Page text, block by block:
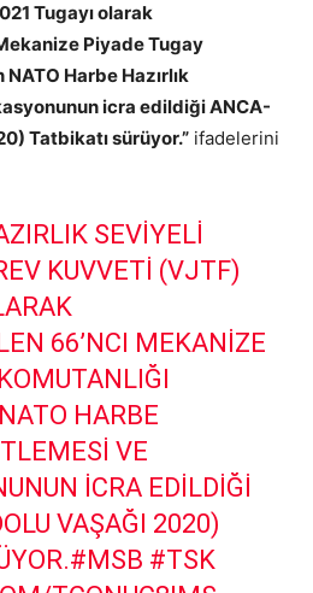
Tugayı olarak
Piyade Tugay
Harbe Hazırlık
icra edildiği ANCA-
Tatbikatı sürüyor.” ifadelerini
SEVIYELI
KUVVETI (VJTF)
66’NCI MEKANIZE
HARBE
VE
ICRA EDILDIĞI
VAŞAĞI 2020)
#MSB #TSK